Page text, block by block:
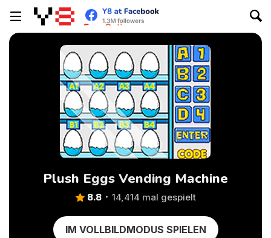
Plush Eggs Vending Machine
8.8 14,414 mal gespielt
IM VOLLBILDMODUS SPIELEN